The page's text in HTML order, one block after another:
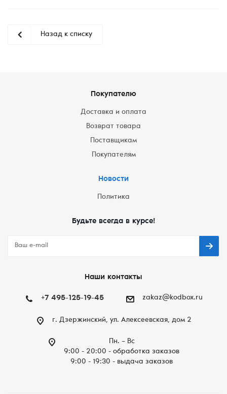
Назад к списку
Покупателю
Доставка и оплата
Возврат товара
Поставщикам
Покупателям
Новости
Политика
Будьте всегда в курсе!
Наши контакты
+7 495-125-19-45 zakaz@kodbox.ru
г. Дзержинский, ул. Алексеевская, дом 2
Пн. – Вc
9:00 - 20:00 - обработка заказов
9:00 - 19:30 - выдача заказов